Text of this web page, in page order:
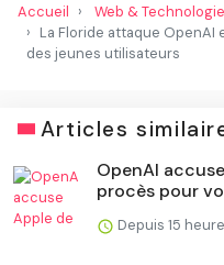
Accueil
Web & Technologie
La Floride attaque OpenAI
des jeunes utilisateurs
Articles
OpenAI
procès pour
Depuis 15